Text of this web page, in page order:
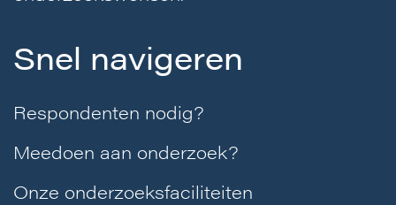
Snel navigeren
Respondenten nodig?
Meedoen aan onderzoek?
Onze onderzoeksfaciliteiten